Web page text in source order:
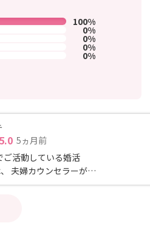
100%
0%
0%
0%
0%
5.0 5ヵ月前
ご活動している婚活
夫婦カウンセラーが連
れる点に安心感がある婚
やすい助言を行いなが